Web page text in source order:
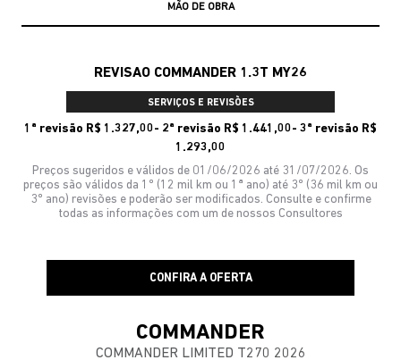
MÃO DE OBRA
REVISAO COMMANDER 1.3T MY26
SERVIÇOS E REVISÕES
1ª revisão R$ 1.327,00- 2ª revisão R$ 1.441,00- 3ª revisão R$
1.293,00
Preços sugeridos e válidos de 01/06/2026 até 31/07/2026. Os
preços são válidos da 1º (12 mil km ou 1ª ano) até 3º (36 mil km ou
3º ano) revisões e poderão ser modificados. Consulte e confirme
todas as informações com um de nossos Consultores
CONFIRA A OFERTA
COMMANDER
COMMANDER LIMITED T270 2026